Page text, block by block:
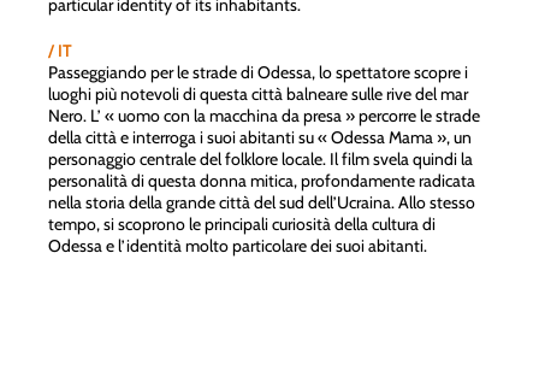
particular identity of its inhabitants.
/ IT
Passeggiando per le strade di Odessa, lo spettatore scopre i
luoghi più notevoli di questa città balneare sulle rive del mar
Nero. L’ « uomo con la macchina da presa » percorre le strade
della città e interroga i suoi abitanti su « Odessa Mama », un
personaggio centrale del folklore locale. Il film svela quindi la
personalità di questa donna mitica, profondamente radicata
nella storia della grande città del sud dell’Ucraina. Allo stesso
tempo, si scoprono le principali curiosità della cultura di
Odessa e l’identità molto particolare dei suoi abitanti.